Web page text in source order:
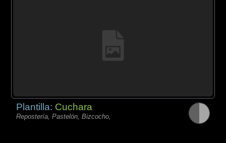
Plantilla: Cuchara
Repostería, Pastelón, Bizcocho,